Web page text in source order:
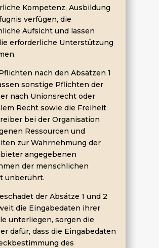
Kompetenz, Ausbildung
verfügen, die
Aufsicht und lassen
erforderliche Unterstützung
nach den Absätzen 1
sonstige Pflichten der
nach Unionsrecht oder
Recht sowie die Freiheit
bei der Organisation
Ressourcen und
zur Wahrnehmung der
angegebenen
der menschlichen
unberührt.
der Absätze 1 und 2
die Eingabedaten ihrer
unterliegen, sorgen die
dafür, dass die Eingabedaten
des